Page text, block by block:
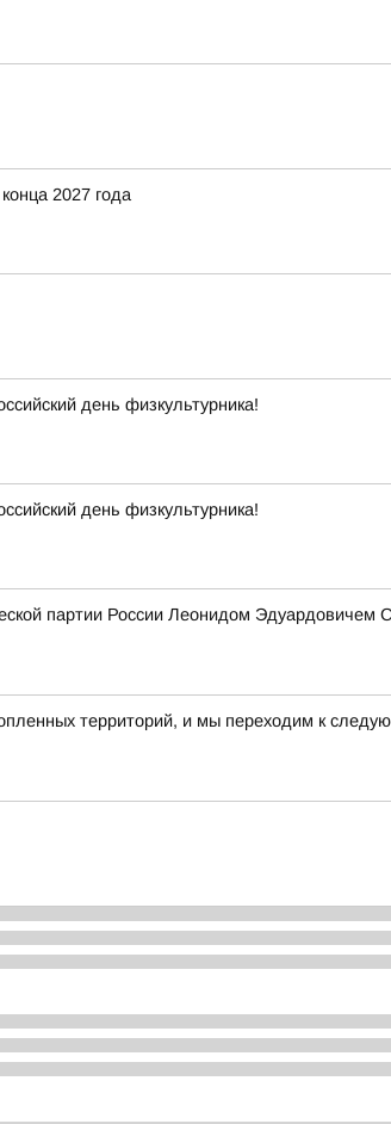
2027 года
день физкультурника!
день физкультурника!
партии России Леонидом Эдуардовичем
территорий, и мы переходим к